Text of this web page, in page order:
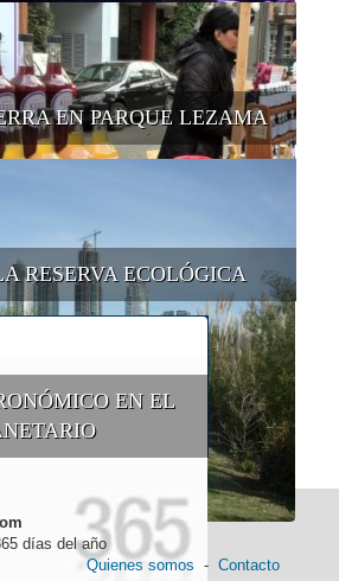
EN PARQUE LEZAMA
RESERVA ECOLÓGICA
EN EL
días del año
Quienes somos - Contacto